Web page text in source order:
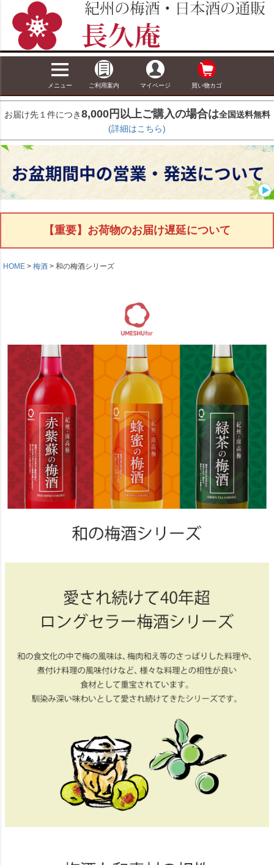
メニュー ご利用案内 マイページ 買い物カゴ
お届け先１件につき8,000円以上ご購入の場合は全国送料無料
(詳細はこちら)
【重要】お荷物のお届け遅延について
HOME 梅酒 和の梅酒シリーズ